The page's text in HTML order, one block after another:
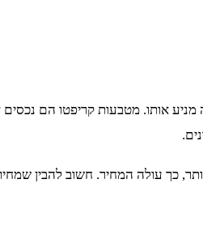
אותו. מטבעות קריפטו הם נכסים
כך עולה המחיר. חשוב להבין